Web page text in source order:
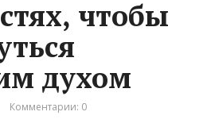
чтобы
духом
Комментарии: 0